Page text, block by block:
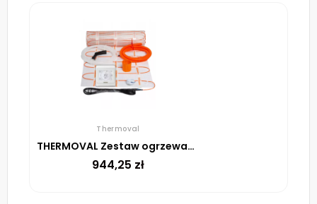
Thermoval
THERMOVAL Zestaw ogrzewania podłogowego – mata TV TO 6m² 170W/m² regulator TT 16 biały
944,25 zł